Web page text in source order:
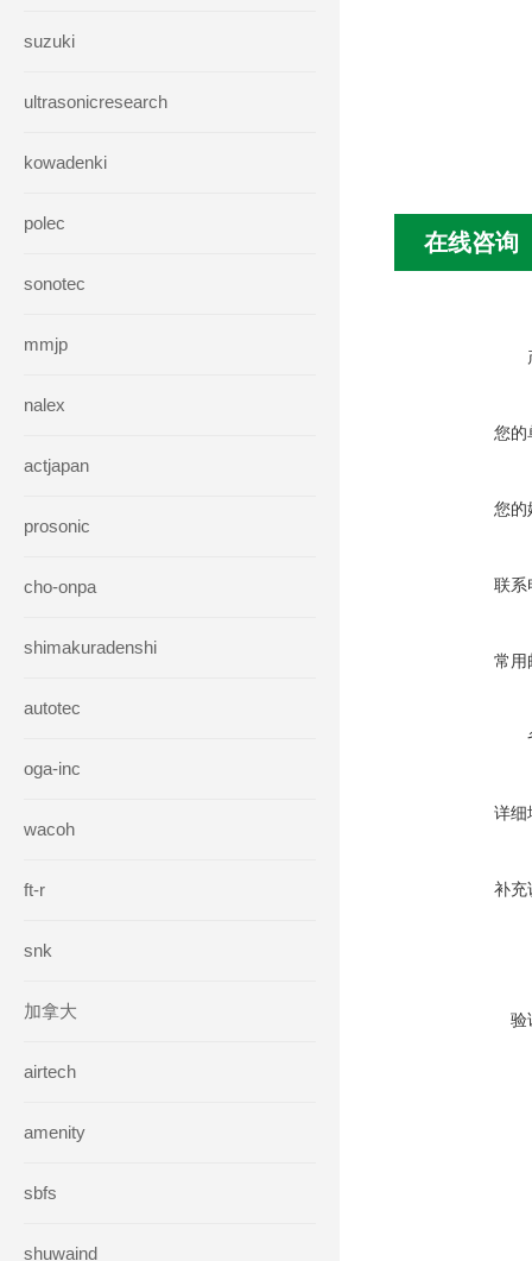
suzuki
ultrasonicresearch
kowadenki
polec
sonotec
mmjp
nalex
actjapan
prosonic
cho-onpa
shimakuradenshi
autotec
oga-inc
wacoh
ft-r
snk
加拿大
airtech
amenity
sbfs
shuwaind
在线咨询
您的
您的
联系
常用
详细
补充
验